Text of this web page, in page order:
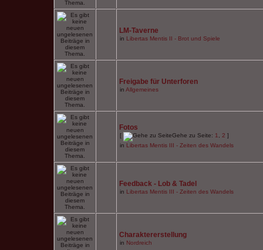
LM-Taverne
in Libertas Mentis II - Brot und Spiele
Freigabe für Unterforen
in Allgemeines
Fotos
[ Gehe zu Seite: 1 2 ]
in Libertas Mentis III - Zeiten des Wandels
Feedback - Lob & Tadel
in Libertas Mentis III - Zeiten des Wandels
Charaktererstellung
in Nordreich